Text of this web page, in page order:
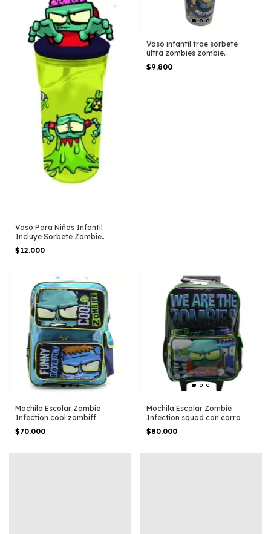
Vaso Para Niños Infantil
Incluye Sorbete Zombie
Infection
$12.000
Vaso infantil trae sorbete
ultra zombies zombie
infection
$9.800
Mochila Escolar Zombie
Infection cool zombiff
$70.000
Mochila Escolar Zombie
Infection squad con carro
$80.000